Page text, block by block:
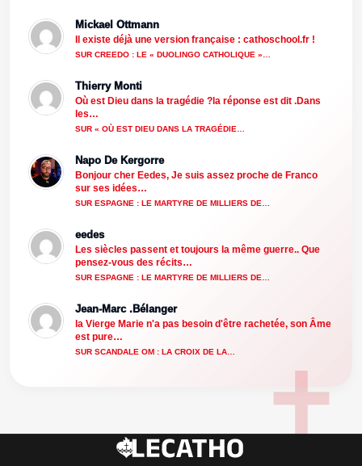
Mickael Ottmann
Il existe déjà une version française : cathoschool.fr !
SUR CREEDO : LE « DUOLINGO CATHOLIQUE »…
Thierry Monti
Où est Dieu dans la tragédie ?la réponse est dit .Dans
les…
SUR « OÙ EST DIEU DANS LA TRAGÉDIE…
Napo De Kergorre
Bonjour cher Eedes, Je suis assez proche de Franco
sur ses idées…
SUR ESPAGNE : LE MARTYRE DE MILLIERS DE…
eedes
Les siècles passent et toujours la même guerre.. Que
pensez-vous des récits…
SUR ESPAGNE : LE MARTYRE DE MILLIERS DE…
Jean-Marc .Bélanger
la Vierge Marie n'a pas besoin d'être rachetée, son Âme
est pure…
SUR SCANDALE OM : LA CROIX DE LA…